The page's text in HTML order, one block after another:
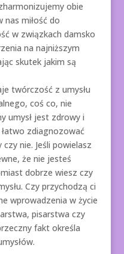
obie
miłość do
w związkach damsko
na najniższym
skutek jakim są
twórczość z umysłu
coś co, nie
umysł jest zdrowy i
zdiagnozować
nie. Jeśli powielasz
że nie jesteś
dobrze wiesz czy
Czy przychodzą ci
wprowadzenia w życie
pisarstwa czy
fakt określa